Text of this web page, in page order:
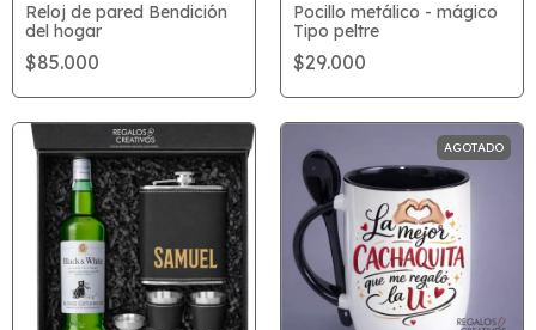
Reloj de pared Bendición
del hogar
$85.000
Pocillo metálico - mágico
Tipo peltre
$29.000
AGOTADO